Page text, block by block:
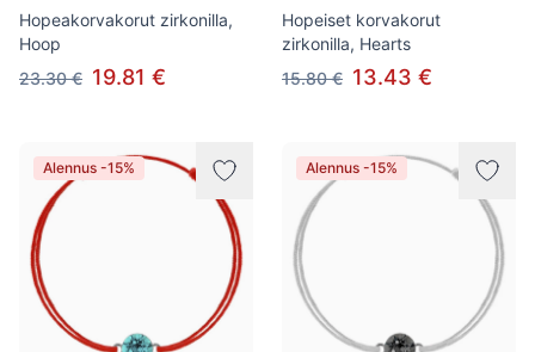
Hopeakorvakorut zirkonilla,
Hoop
23.30 € 19.81 €
Hopeiset korvakorut
zirkonilla, Hearts
15.80 € 13.43 €
Alennus -15% Alennus -15%